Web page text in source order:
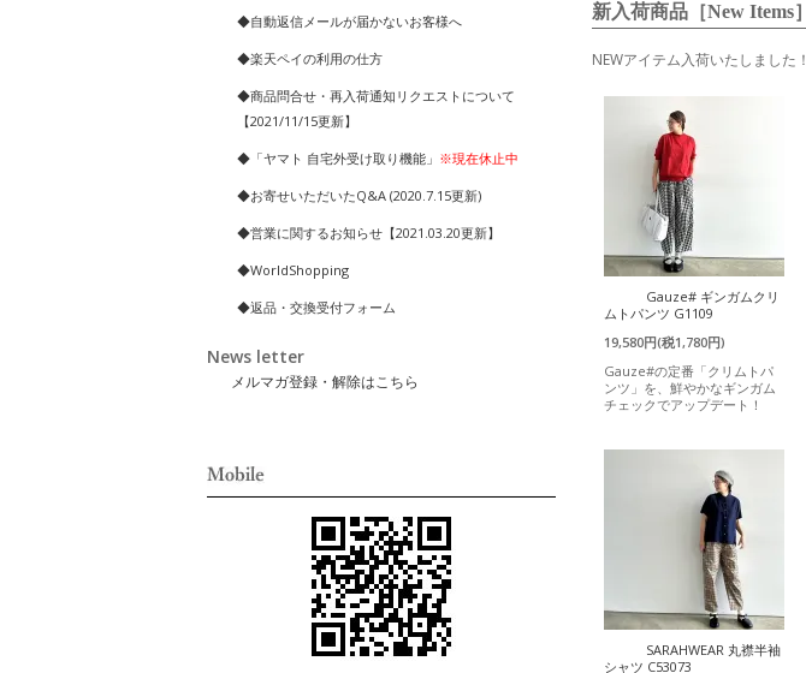
◆自動返信メールが届かないお客様へ
◆楽天ペイの利用の仕方
◆商品問合せ・再入荷通知リクエストについて
【2021/11/15更新】
◆「ヤマト 自宅外受け取り機能」 ※現在休止中
◆お寄せいただいたQ&A (2020.7.15更新)
◆営業に関するお知らせ【2021.03.20更新】
◆WorldShopping
◆返品・交換受付フォーム
News letter
メルマガ登録・解除はこちら
新入荷商品［New Items］
NEWアイテム入荷いたしました！
Gauze# ギンガムクリ
ムトパンツ G1109
19,580円(税1,780円)
Gauze#の定番「クリムトパ
ンツ」を、鮮やかなギンガム
チェックでアップデート！
SARAHWEAR 丸襟半袖
シャツ C53073